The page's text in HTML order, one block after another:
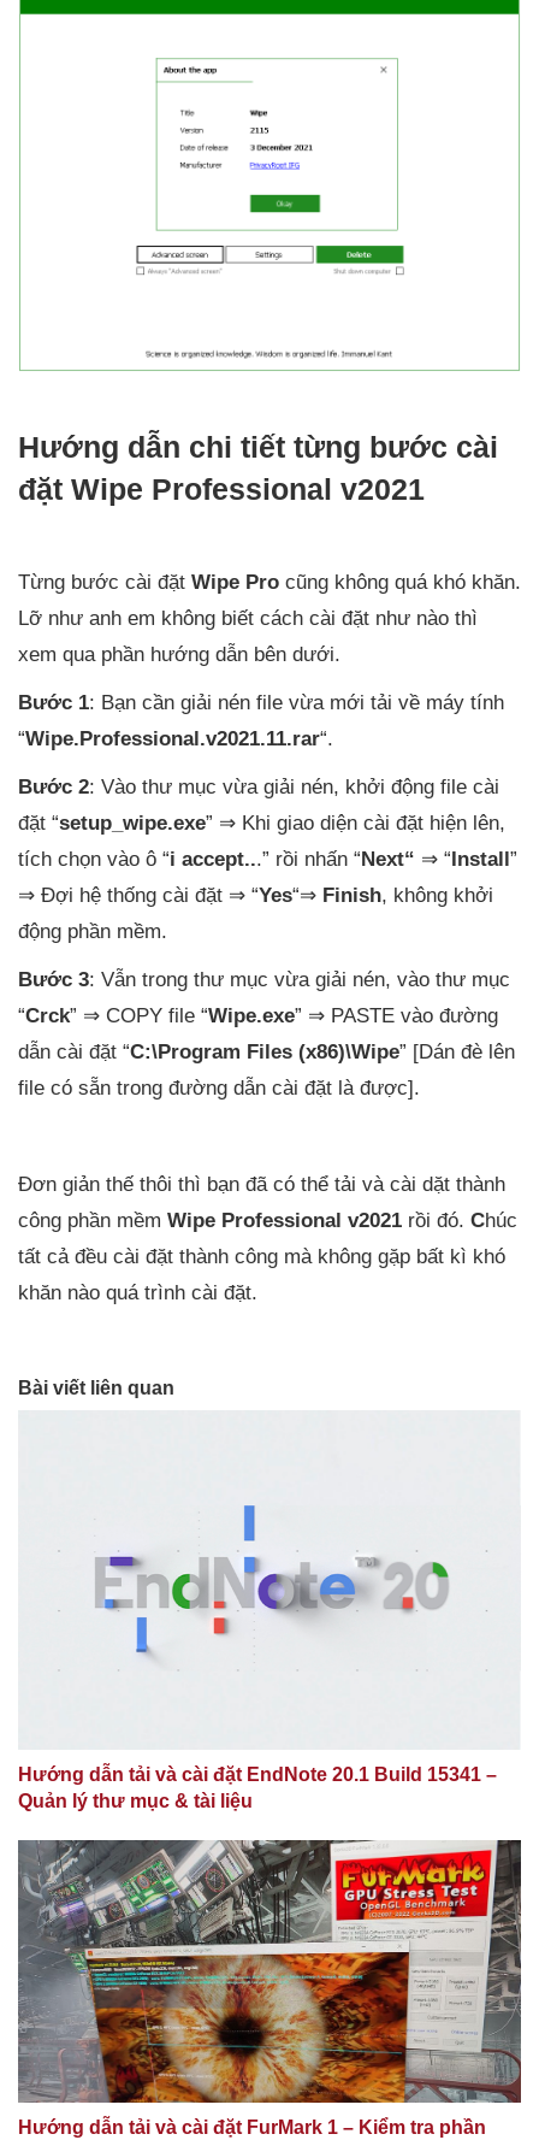
Hướng dẫn chi tiết từng bước cài
đặt Wipe Professional v2021
Từng bước cài đặt Wipe Pro cũng không quá khó khăn.
Lỡ như anh em không biết cách cài đặt như nào thì
xem qua phần hướng dẫn bên dưới.
Bước 1: Bạn cần giải nén file vừa mới tải về máy tính
“Wipe.Professional.v2021.11.rar“.
Bước 2: Vào thư mục vừa giải nén, khởi động file cài
đặt “setup_wipe.exe” ⇒ Khi giao diện cài đặt hiện lên,
tích chọn vào ô “i accept...” rồi nhấn “ Next“ ⇒ “ Install ”
⇒ Đợi hệ thống cài đặt ⇒ “Yes“⇒ Finish, không khởi
động phần mềm.
Bước 3: Vẫn trong thư mục vừa giải nén, vào thư mục
“Crck” ⇒ COPY file “Wipe.exe” ⇒ PASTE vào đường
dẫn cài đặt “C:\Program Files (x86)\Wipe” [Dán đè lên
file có sẵn trong đường dẫn cài đặt là được].
Đơn giản thế thôi thì bạn đã có thể tải và cài dặt thành
công phần mềm Wipe Professional v2021 rồi đó. Chúc
tất cả đều cài đặt thành công mà không gặp bất kì khó
khăn nào quá trình cài đặt.
Bài viết liên quan
Hướng dẫn tải và cài đặt EndNote 20.1 Build 15341 –
Quản lý thư mục & tài liệu
Hướng dẫn tải và cài đặt FurMark 1 – Kiểm tra phần